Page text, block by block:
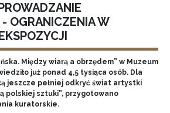
OGRANICZENIA W
Między wiarą a obrzędem” w Muzeum
już ponad 4,5 tysiąca osób. Dla
jeszcze pełniej odkryć świat artystki
polskiej sztuki”, przygotowano
kuratorskie.